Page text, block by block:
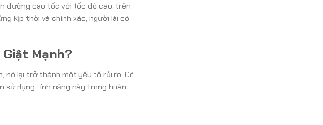
đường cao tốc với tốc độ cao, trên
kịp thời và chính xác, người lái có
Giật Mạnh?
nó lại trở thành một yếu tố rủi ro. Có
sử dụng tính năng này trong hoàn